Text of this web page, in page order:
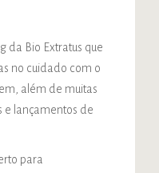
da Bio Extratus que
no cuidado com o
além de muitas
e lançamentos de
para